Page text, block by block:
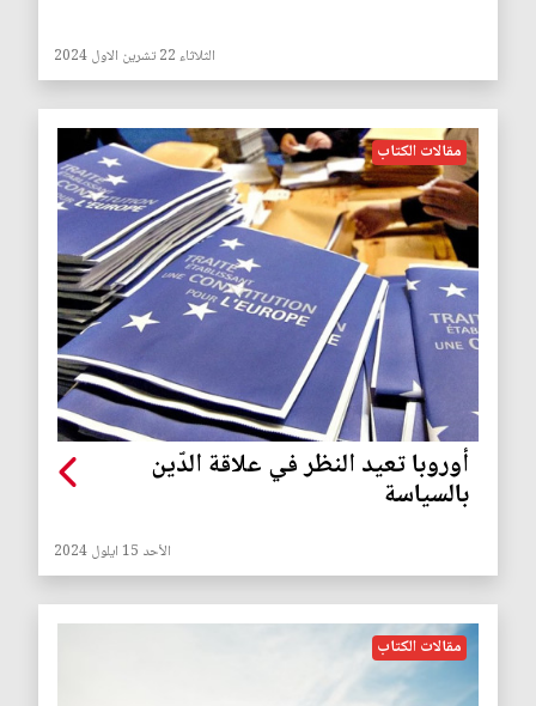
الثلاثاء 22 تشرين الاول 2024
مقالات الكتاب
أوروبا تعيد النظر في علاقة الدّين
بالسياسة
الأحد 15 ايلول 2024
مقالات الكتاب